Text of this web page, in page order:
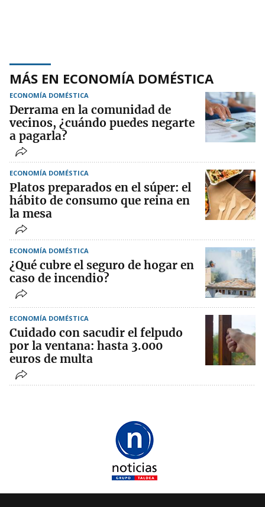
MÁS EN ECONOMÍA DOMÉSTICA
ECONOMÍA DOMÉSTICA
Derrama en la comunidad de
vecinos, ¿cuándo puedes negarte
a pagarla?
ECONOMÍA DOMÉSTICA
Platos preparados en el súper: el
hábito de consumo que reina en
la mesa
ECONOMÍA DOMÉSTICA
¿Qué cubre el seguro de hogar en
caso de incendio?
ECONOMÍA DOMÉSTICA
Cuidado con sacudir el felpudo
por la ventana: hasta 3.000
euros de multa